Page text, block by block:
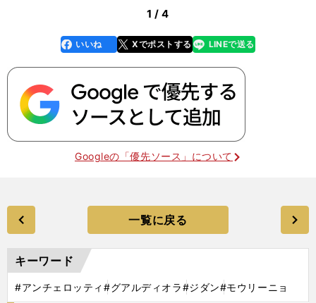
1 / 4
faceboo
k
いいね Xでポストする
line LINEで送る
Googleの「優先ソース」について
一覧に戻る
キーワード
#アンチェロッティ#グアルディオラ#ジダン#モウリーニョ